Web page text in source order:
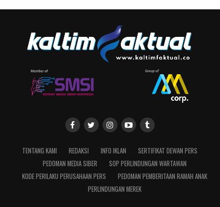
TENTANG KAMI REDAKSI INFO IKLAN
SERTIFIKAT DEWAN PERS
PEDOMAN MEDIA SIBER
SOP PERLINDUNGAN WARTAWAN
KODE PERILAKU PERUSAHAAN PERS
PEDOMAN PEMBERITAAN RAMAH ANAK
PERLINDUNGAN MEREK